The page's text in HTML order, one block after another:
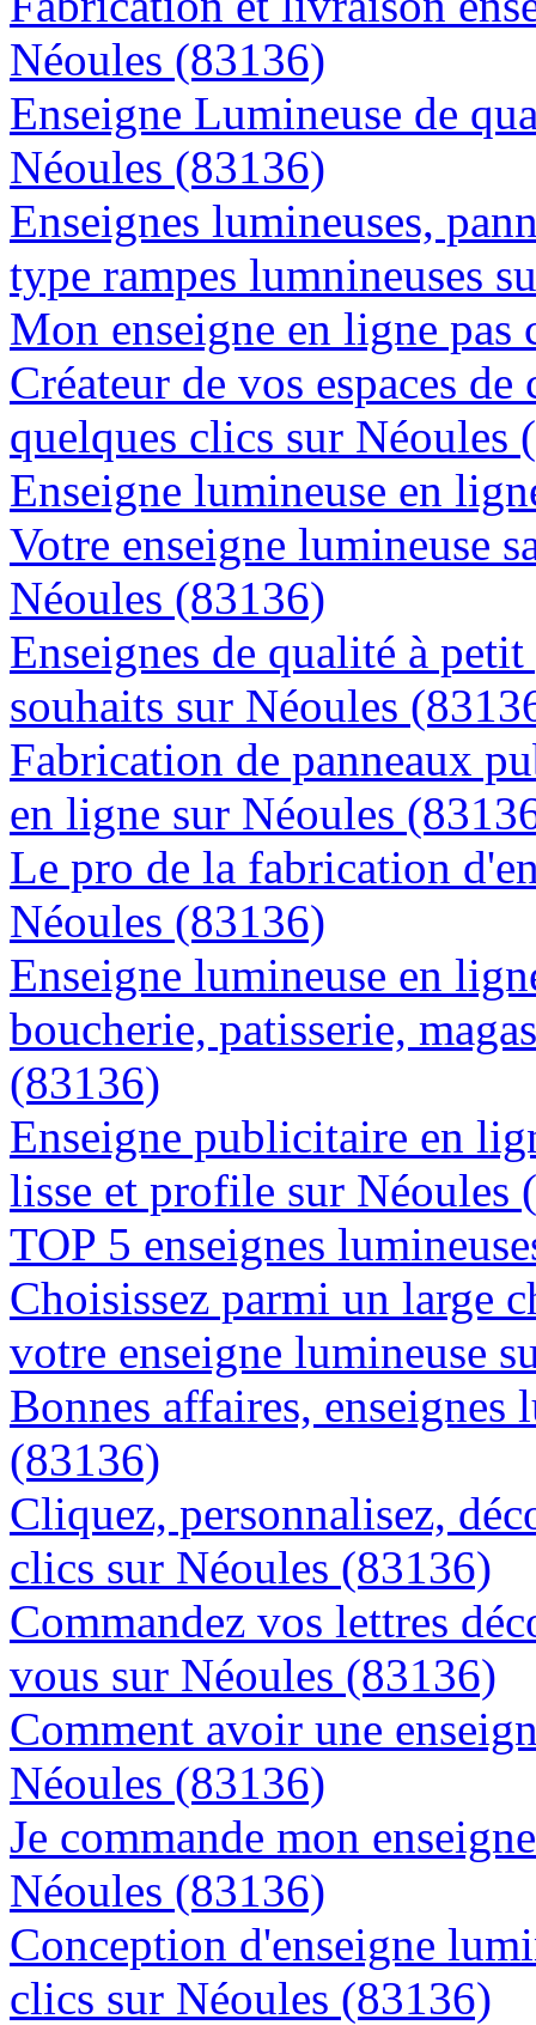
Néoules (83136)
Enseigne Lumineuse de
Néoules (83136)
Enseignes lumineuses,
type rampes lumnineuses
Mon enseigne en ligne pas
Créateur de vos espaces
quelques clics sur Néoules
Enseigne lumineuse en
Votre enseigne lumineuse
Néoules (83136)
Enseignes de qualité à
souhaits sur Néoules
Fabrication de panneaux
en ligne sur Néoules
Le pro de la fabrication
Néoules (83136)
Enseigne lumineuse en
boucherie, patisserie,
(83136)
Enseigne publicitaire en
lisse et profile sur Néoules
TOP 5 enseignes
Choisissez parmi un large
votre enseigne lumineuse
Bonnes affaires, enseignes
(83136)
Cliquez, personnalisez,
clics sur Néoules (83136)
Commandez vos lettres
vous sur Néoules (83136)
Comment avoir une
Néoules (83136)
Je commande mon
Néoules (83136)
Conception d'enseigne
clics sur Néoules (83136)